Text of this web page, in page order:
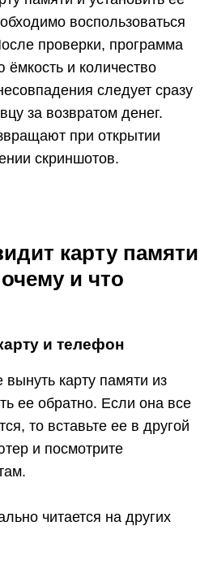
воспользоваться
проверки, программа
и количество
следует сразу
за возвратом денег.
при открытии
скриншотов.
карту памяти
и что
и телефон
карту памяти из
ее обратно. Если она все
то вставьте ее в другой
и посмотрите
читается на других